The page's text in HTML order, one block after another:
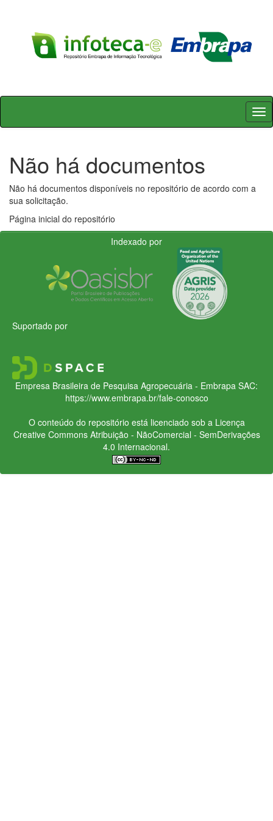
Skip
Não há documentos
Não há documentos disponíveis no repositório de acordo com a
sua solicitação.
Página inicial do repositório
Indexado por
Suportado por
Empresa Brasileira de Pesquisa Agropecuária - Embrapa SAC:
https://www.embrapa.br/fale-conosco
O conteúdo do repositório está licenciado sob a Licença
Creative CommonsAtribuição - NãoComercial - SemDerivações
4.0 Internacional.